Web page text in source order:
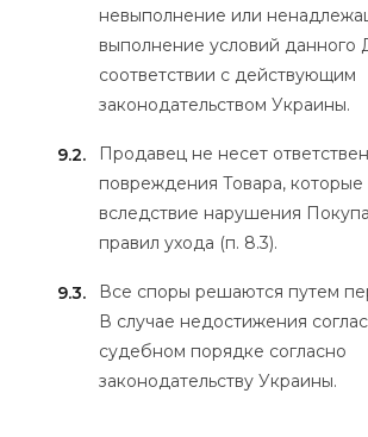
невыполнение или
выполнение условий данного
соответствии с действующим
законодательством Украины.
9.2.
Продавец не несет
повреждения Товара, которые
вследствие нарушения
правил ухода (п. 8.3).
9.3.
Все споры решаются путем
В случае недостижения
судебном порядке согласно
законодательству Украины.